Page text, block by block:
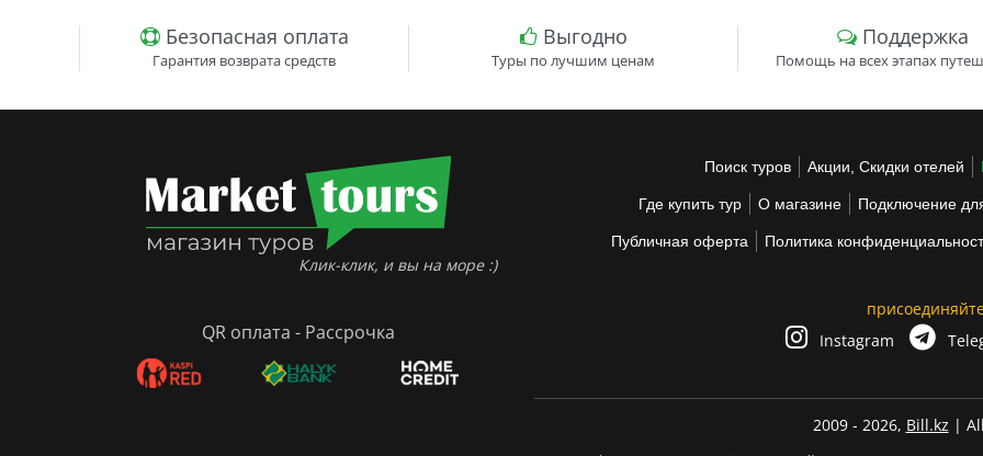
Безопасная оплата
Гарантия возврата средств
Выгодно
Туры по лучшим ценам
Поддержка
Помощь на всех этапах
Клик-клик, и вы на море :)
QR оплата - Рассрочка
Поиск туров Акции, Скидки отелей
Где купить тур О магазине Подключение
Публичная оферта Политика
Instagram
2009 - 2026, Bill.kz |